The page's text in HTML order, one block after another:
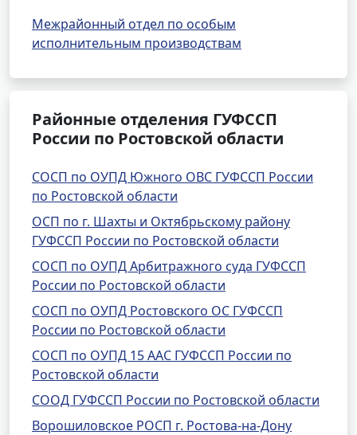
Межрайонный отдел по особым
исполнительным производствам
Районные отделения ГУФССП
России по Ростовской области
СОСП по ОУПД Южного ОВС ГУФССП России
по Ростовской области
ОСП по г. Шахты и Октябрьскому району
ГУФССП России по Ростовской области
СОСП по ОУПД Арбитражного суда ГУФССП
России по Ростовской области
СОСП по ОУПД Ростовского ОС ГУФССП
России по Ростовской области
СОСП по ОУПД 15 ААС ГУФССП России по
Ростовской области
СООД ГУФССП России по Ростовской области
Ворошиловское РОСП г. Ростова-на-Дону